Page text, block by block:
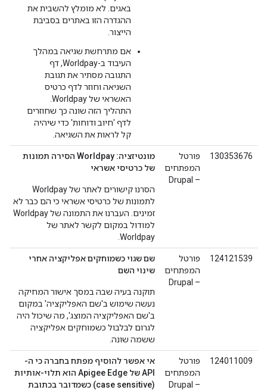
באגים. לא מומלץ להשבית את
ההגדרה הזו באתרים בסביבת
הייצור.
אם מתרחשת שגיאה במהלך
העיבוד ב-Worldpay, דף
התגובה מסתיר את תגובת
השגיאה וחוזר לדף כרטיס
התהליך הזה שונה כך שחוזרים
לדף 'חיוב ודוחות' כדי שיהיה
קל לראות את השגיאה.
130353676
פורטל
המפתחים
– Drupal
מונטיזציה: Worldpay הסירה תמונות
של כרטיסי אשראי
הסרנו קישורים לאתר של Worldpay
לתמונות של כרטיסי אשראי כי הם כבר לא
זמינים. העברנו את התמונה של Worldpay
למודול במקום לקשר לאתר של
Worldpay.
124121539
פורטל
המפתחים
– Drupal
שם שגוי כשמוחקים אפליקציה אחרי
שינוי השם
תוקנה בעיה שבה במסך אישור המחיקה
נעשה שימוש ב'שם האפליקציה' במקום
ב'שם האפליקציה המוצג', מה שיכול היה
לגרום לבלבול כשמוחקים אפליקציה
ששמה שונה.
124011009
פורטל
המפתחים
– Drupal
אי אפשר להוסיף מפתח בחברה כי ה-
API של Apigee Edge הוא תלוי-אותיות
(case sensitive) כשמדובר בכתובת